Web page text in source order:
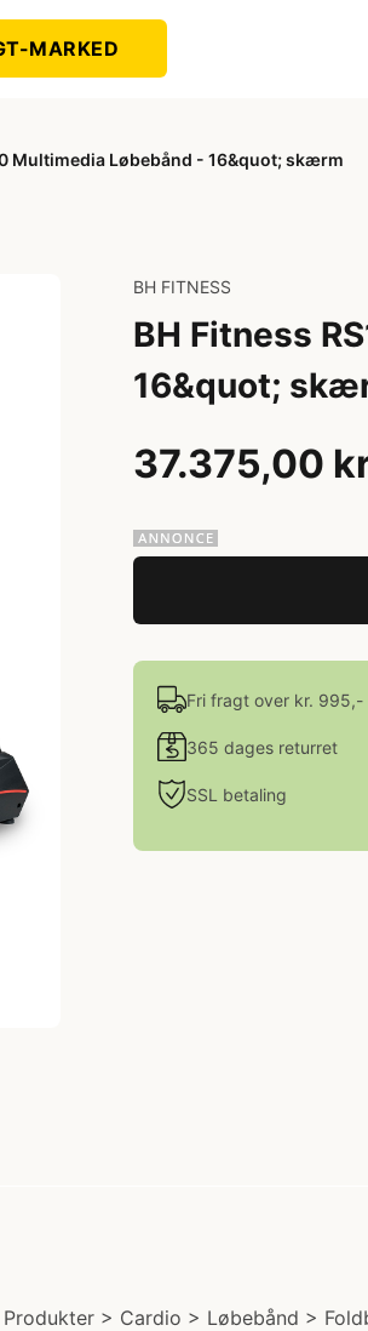
MARKED
Multimedia Løbebånd - 16&quot; skærm
BH FITNESS
BH Fitness
16&quot;
37.375,00
Fri fragt over kr. 995,-
365 dages returret
SSL betaling
> Cardio > Løbebånd >